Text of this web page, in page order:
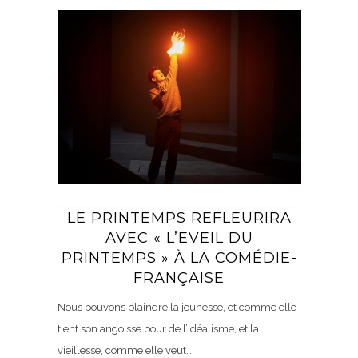
LE PRINTEMPS REFLEURIRA
AVEC « L’EVEIL DU
PRINTEMPS » À LA COMÉDIE-
FRANÇAISE
Nous pouvons plaindre la jeunesse, et comme elle
tient son angoisse pour de l’idéalisme, et la
vieillesse, comme elle veut…